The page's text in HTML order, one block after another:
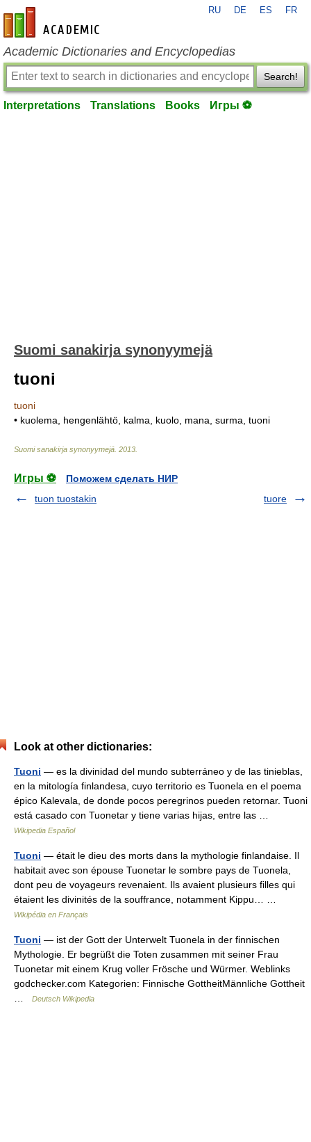
en-academic.com
RU DE ES FR
Academic Dictionaries and Encyclopedias
Search!
Interpretations Translations Books Игры ⚽
Suomi sanakirja synonyymejä
tuoni
tuoni
• kuolema, hengenlähtö, kalma, kuolo, mana, surma, tuoni
Suomi sanakirja synonyymejä 2013
Игры ⚽
Поможем сделать НИР
tuon tuostakin
tuore
Look at other dictionaries:
Tuoni — es la divinidad del mundo subterráneo y de las tinieblas,
en la mitología finlandesa, cuyo territorio es Tuonela en el poema
épico Kalevala, de donde pocos peregrinos pueden retornar. Tuoni
está casado con Tuonetar y tiene varias hijas, entre las …
Wikipedia Español
Tuoni — était le dieu des morts dans la mythologie finlandaise. Il
habitait avec son épouse Tuonetar le sombre pays de Tuonela,
dont peu de voyageurs revenaient. Ils avaient plusieurs filles qui
étaient les divinités de la souffrance, notamment Kippu… …
Wikipédia en Français
Tuoni — ist der Gott der Unterwelt Tuonela in der finnischen
Mythologie. Er begrüßt die Toten zusammen mit seiner Frau
Tuonetar mit einem Krug voller Frösche und Würmer. Weblinks
godchecker.com Kategorien: Finnische GottheitMännliche Gottheit
Deutsch Wikipedia